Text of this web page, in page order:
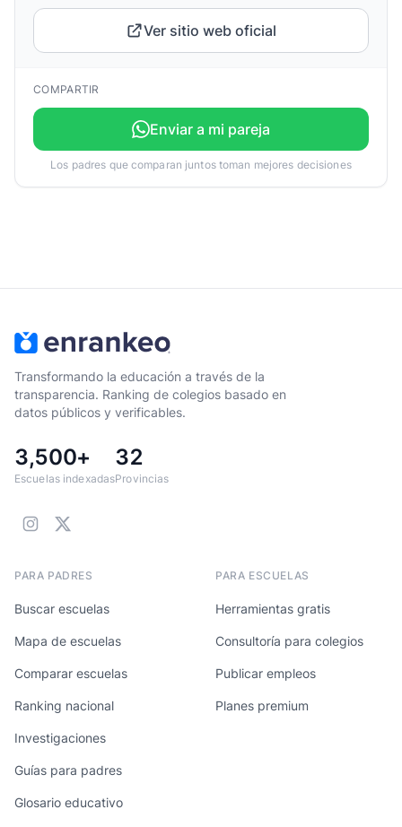
Ver sitio web oficial
COMPARTIR
Enviar a mi pareja
Los padres que comparan juntos toman mejores decisiones
Transformando la educación a través de la
transparencia. Ranking de colegios basado en
datos públicos y verificables.
3,500+
Escuelas indexadas
32
Provincias
PARA PADRES
Buscar escuelas
Mapa de escuelas
Comparar escuelas
Ranking nacional
Investigaciones
Guías para padres
Glosario educativo
PARA ESCUELAS
Herramientas gratis
Consultoría para colegios
Publicar empleos
Planes premium